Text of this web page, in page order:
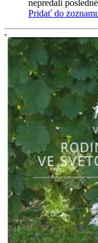
nepredali
Pridať do